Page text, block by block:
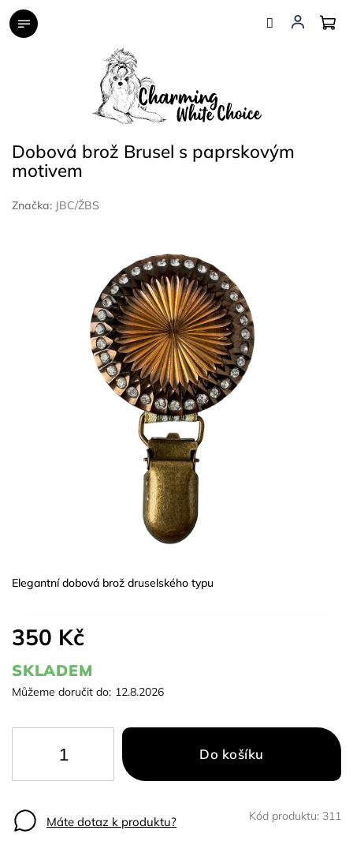
Přejít
na
Dobová brož Brusel s paprskovým
motivem
Značka: JBC/ŽBS
350 Kč
SKLADEM
Můžeme doručit do: 12.8.2026
Do košíku
Elegantní dobová brož druselského typu
Máte dotaz k produktu? Kód produktu: 311